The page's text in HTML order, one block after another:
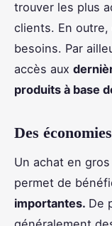
trouver les plus
clients. En outre,
besoins. Par
accès aux
produits à base
Des
Un achat en
permet de
importantes. De